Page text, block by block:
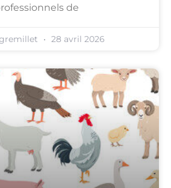
de
28 avril 2026